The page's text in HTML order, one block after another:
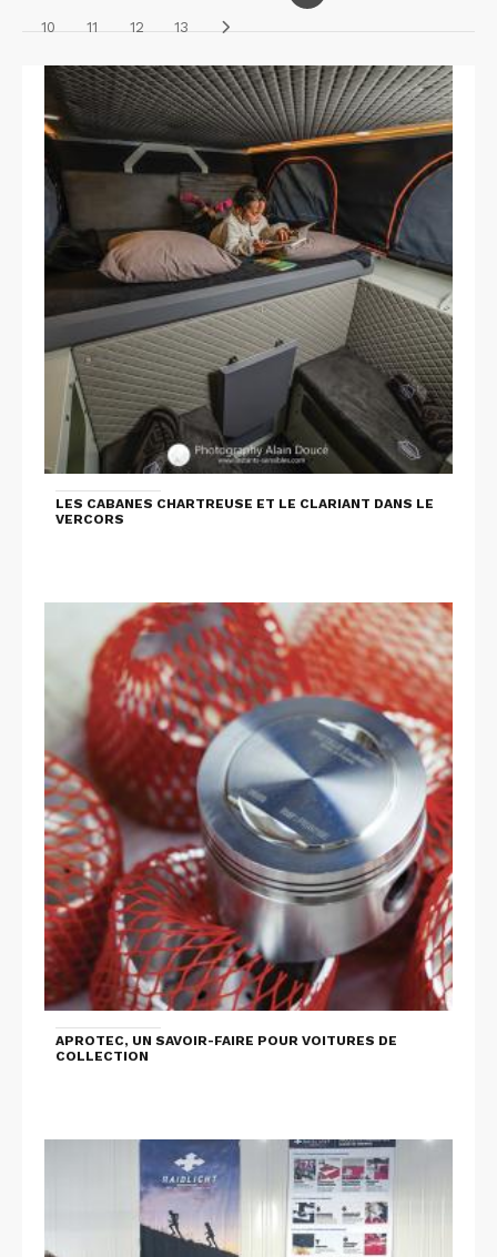
10 11 12 13
LES CABANES CHARTREUSE ET LE CLARIANT DANS LE
VERCORS
APROTEC, UN SAVOIR-FAIRE POUR VOITURES DE
COLLECTION